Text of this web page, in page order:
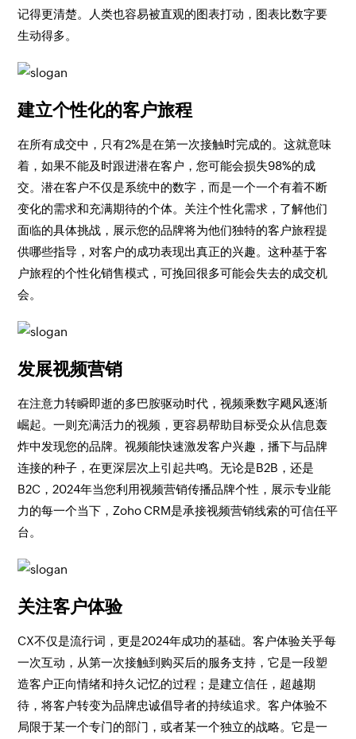
记得更清楚。人类也容易被直观的图表打动，图表比数字要
生动得多。
建立个性化的客户旅程
在所有成交中，只有2%是在第一次接触时完成的。这就意味
着，如果不能及时跟进潜在客户，您可能会损失98%的成
交。潜在客户不仅是系统中的数字，而是一个一个有着不断
变化的需求和充满期待的个体。关注个性化需求，了解他们
面临的具体挑战，展示您的品牌将为他们独特的客户旅程提
供哪些指导，对客户的成功表现出真正的兴趣。这种基于客
户旅程的个性化销售模式，可挽回很多可能会失去的成交机
会。
发展视频营销
在注意力转瞬即逝的多巴胺驱动时代，视频乘数字飓风逐渐
崛起。一则充满活力的视频，更容易帮助目标受众从信息轰
炸中发现您的品牌。视频能快速激发客户兴趣，播下与品牌
连接的种子，在更深层次上引起共鸣。无论是B2B，还是
B2C，2024年当您利用视频营销传播品牌个性，展示专业能
力的每一个当下，Zoho CRM是承接视频营销线索的可信任平
台。
关注客户体验
CX不仅是流行词，更是2024年成功的基础。客户体验关乎每
一次互动，从第一次接触到购买后的服务支持，它是一段塑
造客户正向情绪和持久记忆的过程；是建立信任，超越期
待，将客户转变为品牌忠诚倡导者的持续追求。客户体验不
局限于某一个专门的部门，或者某一个独立的战略。它是一